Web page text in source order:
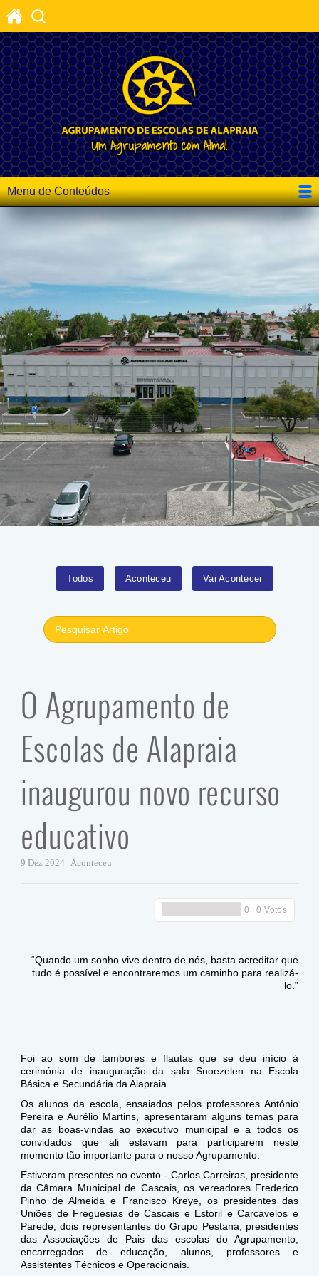
Menu de Conteúdos
Todos Aconteceu Vai Acontecer
O Agrupamento de
Escolas de Alapraia
inaugurou novo recurso
educativo
9 Dez 2024 | Aconteceu
“Quando um sonho vive dentro de nós, basta acreditar que
tudo é possível e encontraremos um caminho para realizá-
lo.”
Foi ao som de tambores e flautas que se deu início à
cerimónia de inauguração da sala Snoezelen na Escola
Básica e Secundária da Alapraia.
Os alunos da escola, ensaiados pelos professores António
Pereira e Aurélio Martins, apresentaram alguns temas para
dar as boas-vindas ao executivo municipal e a todos os
convidados que ali estavam para participarem neste
momento tão importante para o nosso Agrupamento.
Estiveram presentes no evento - Carlos Carreiras, presidente
da Câmara Municipal de Cascais, os vereadores Frederico
Pinho de Almeida e Francisco Kreye, os presidentes das
Uniões de Freguesias de Cascais e Estoril e Carcavelos e
Parede, dois representantes do Grupo Pestana, presidentes
das Associações de Pais das escolas do Agrupamento,
encarregados de educação, alunos, professores e
Assistentes Técnicos e Operacionais.